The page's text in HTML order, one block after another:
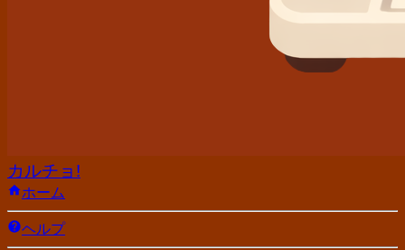
カルチョ!
ホーム
ヘルプ